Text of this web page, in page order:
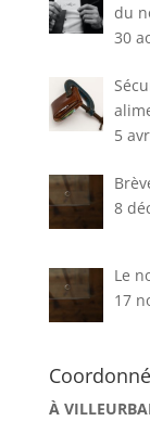
du
30
5
8
Le
17
À